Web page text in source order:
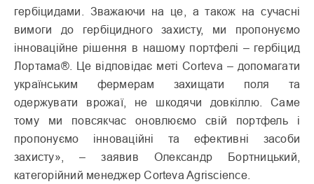
гербіцидами. Зважаючи на це, а також на сучасні
вимоги до гербіцидного захисту, ми пропонуємо
інноваційне рішення в нашому портфелі – гербіцид
Лортама®. Це відповідає меті Corteva – допомагати
українським фермерам захищати поля та
одержувати врожаї, не шкодячи довкіллю. Саме
тому ми повсякчас оновлюємо свій портфель і
пропонуємо інноваційні та ефективні засоби
захисту», – заявив Олександр Бортницький,
категорійний менеджер Corteva Agriscience.